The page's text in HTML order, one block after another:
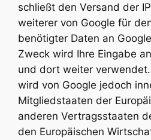
schließt den Versand der
weiterer von Google für
benötigter Daten an
Zweck wird Ihre Eingabe
und dort weiter
wird von Google jedoch
Mitgliedstaaten der
anderen Vertragsstaaten
den Europäischen